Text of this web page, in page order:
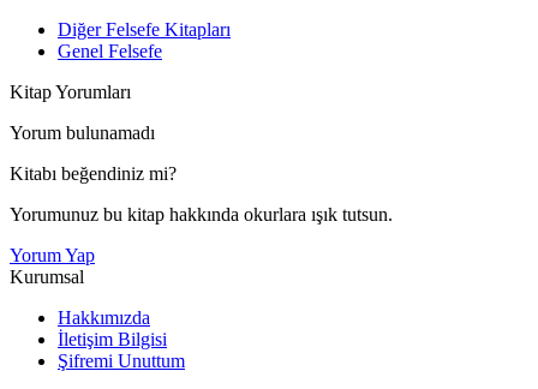
Diğer Felsefe Kitapları
Genel Felsefe
Kitap Yorumları
Yorum bulunamadı
Kitabı beğendiniz mi?
Yorumunuz bu kitap hakkında okurlara ışık tutsun.
Yorum Yap
Kurumsal
Hakkımızda
İletişim Bilgisi
Şifremi Unuttum